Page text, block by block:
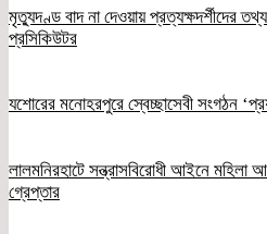
মৃত্যুদণ্ড বাদ না দেওয়ায় প্রত্যক্ষদর্শীদের
প্রসিকিউটর
যশোরের মনোহরপুরে স্বেচ্ছাসেবী সংগঠন
লালমনিরহাটে সন্ত্রাসবিরোধী আইনে মহিলা
গ্রেপ্তার